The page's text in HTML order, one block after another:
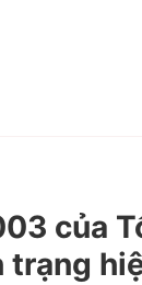
của
trạng